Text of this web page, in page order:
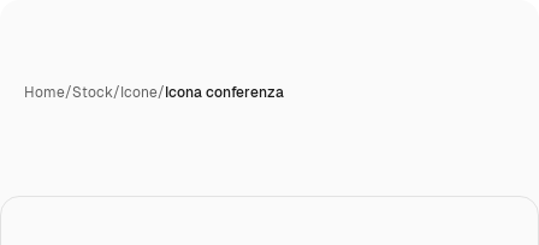
Home/Stock/Icone/Icona conferenza